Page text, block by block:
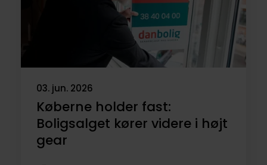
Køberne holder fast:
Boligsalget kører videre i højt
gear
03. jun. 2026